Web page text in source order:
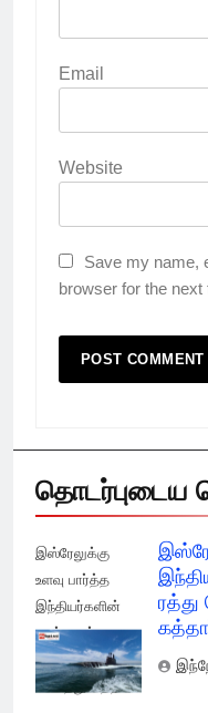
Email
Website
Save my name,
browser for the
தொடர்புடைய
இஸ்ரேலுக்கு
உளவு பார்த்த
இந்தியர்களின்
தூக்கு ரத்து
செய்து விடுதலை
செய்தது கத்தார்!
ரத்து